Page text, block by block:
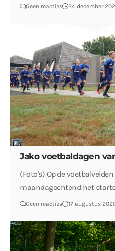
Geen reacties 24 december
Jako voetbaldagen
(Foto's) Op de
maandagochtend het
Geen reacties 17 augustus